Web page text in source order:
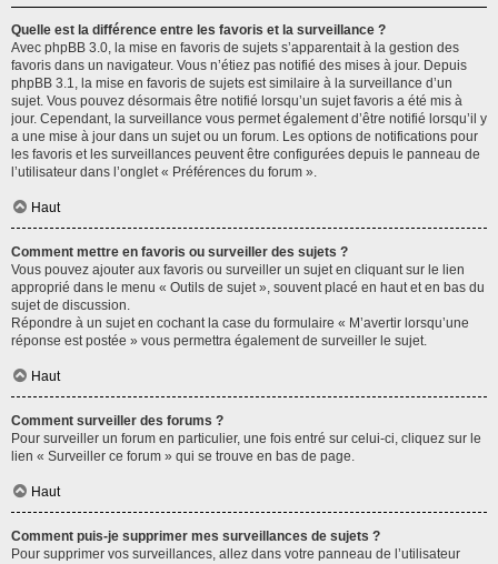
Quelle est la différence entre les favoris et la surveillance ?
Avec phpBB 3.0, la mise en favoris de sujets s’apparentait à la gestion des
favoris dans un navigateur. Vous n’étiez pas notifié des mises à jour. Depuis
phpBB 3.1, la mise en favoris de sujets est similaire à la surveillance d’un
sujet. Vous pouvez désormais être notifié lorsqu’un sujet favoris a été mis à
jour. Cependant, la surveillance vous permet également d’être notifié lorsqu’il y
a une mise à jour dans un sujet ou un forum. Les options de notifications pour
les favoris et les surveillances peuvent être configurées depuis le panneau de
l’utilisateur dans l’onglet « Préférences du forum ».
Haut
Comment mettre en favoris ou surveiller des sujets ?
Vous pouvez ajouter aux favoris ou surveiller un sujet en cliquant sur le lien
approprié dans le menu « Outils de sujet », souvent placé en haut et en bas du
sujet de discussion.
Répondre à un sujet en cochant la case du formulaire « M’avertir lorsqu’une
réponse est postée » vous permettra également de surveiller le sujet.
Haut
Comment surveiller des forums ?
Pour surveiller un forum en particulier, une fois entré sur celui-ci, cliquez sur le
lien « Surveiller ce forum » qui se trouve en bas de page.
Haut
Comment puis-je supprimer mes surveillances de sujets ?
Pour supprimer vos surveillances, allez dans votre panneau de l’utilisateur